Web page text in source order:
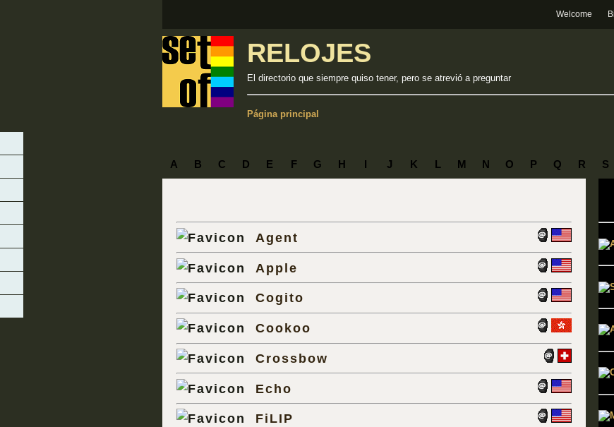
Welcome
RELOJES
El directorio que siempre quiso tener, pero se atrevió a preguntar
Página principal
A B C D E F G H I J K L M N O P Q R S
Agent
Apple
Cogito
Cookoo
Crossbow
Echo
FiLIP